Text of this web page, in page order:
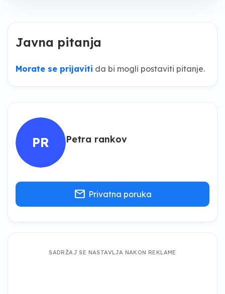
Javna pitanja
Morate se prijaviti da bi mogli postaviti pitanje.
PR Petra rankov
mail Privatna poruka
SADRŽAJ SE NASTAVLJA NAKON REKLAME